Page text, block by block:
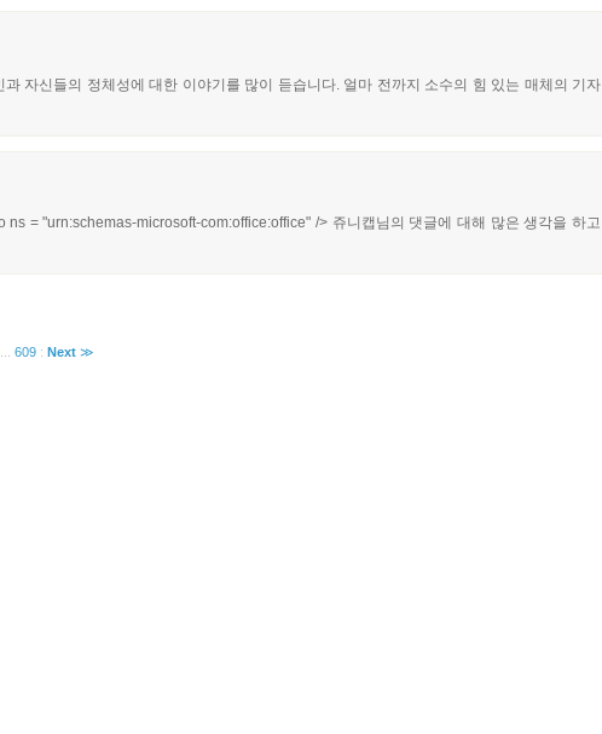
자신들의 정체성에 대한 이야기를 많이 듣습니다. 얼마 전까지 소수의 힘 있는 매체의 기자
= "urn:schemas-microsoft-com:office:office" /> 쥬니캡님의 댓글에 대해 많은 생각을 하고
609 : Next ≫